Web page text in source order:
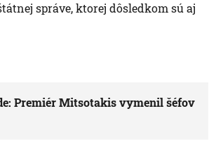
správe, ktorej dôsledkom sú aj
Premiér Mitsotakis vymenil šéfov